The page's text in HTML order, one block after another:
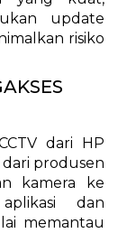
update
risiko
dari HP
produsen
kamera ke
dan
memantau